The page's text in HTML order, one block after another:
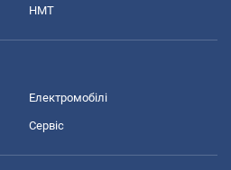
НМТ
Електромобілі
Сервіс